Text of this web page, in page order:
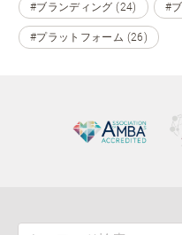
#ブランディング (24) #
#プラットフォーム (26)